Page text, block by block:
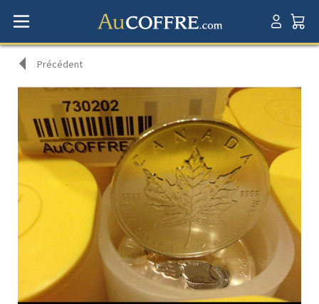
Précédent